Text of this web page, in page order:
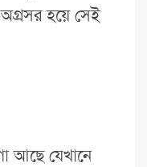
হয়ে সেই
আছে যেখানে